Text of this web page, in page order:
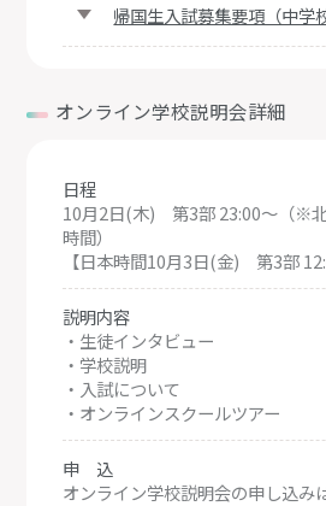
帰国生入試募集要項（中学校
オンライン学校説明会詳細
日程
10月2日(木) 第3部 23:00～（※
時間）
【日本時間10月3日(金) 第3部
説明内容
・生徒インタビュー
・学校説明
・入試について
・オンラインスクールツアー
申 込
オンライン学校説明会の申し込み